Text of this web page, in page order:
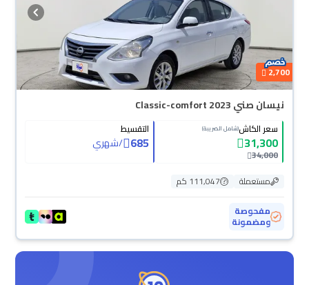
2,700
نيسان صني Classic-comfort 2023
سعر الكاش(شامل الضريبة)
31,300
34,000
التقسيط
685
/شهري
مستعملة
111,047 كم
مفحوصة
ومضمونة